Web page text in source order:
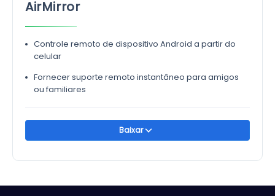
AirMirror
Controle remoto de dispositivo Android a partir do
celular
Fornecer suporte remoto instantâneo para amigos
ou familiares
Baixar